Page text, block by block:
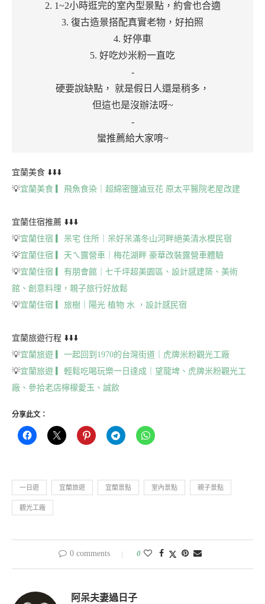
2. 1~2小時逛完的室內型景點，約會也合適
3. 復古造景搭配真實老物，好拍照
4. 好停車
5. 好吃炒米粉一直吃
-
硬要說缺點， 就是假日人還是稍多，
但這也是沒辦法呀~
-
蠻推薦給大家唷~
宜蘭美食 ⬇️⬇️⬇️
💡宜蘭美食 ▎飛魚食染｜超綿密鹽滷豆花 原太平醫院老屋改建
宜蘭住宿推薦 ⬇️⬇️⬇️
💡宜蘭住宿 ▎呆宅 住所｜呆好呆滿冬山河畔絕美清水模民宿
💡宜蘭住宿 ▎天ㄟ露營車｜梅花湖畔 豪華改裝露營車體驗
💡宜蘭住宿 ▎有朋會館｜七千坪超美園區、設計感建築、美術
館、創意料理，親子旅行好放鬆
💡宜蘭住宿 ▎旅樹｜陽光 植物 水 ，設計感民宿
宜蘭旅遊行程 ⬇️⬇️⬇️
💡宜蘭旅遊 ▎一起回到1970的台灣街道｜虎牌米粉觀光工廠
💡宜蘭旅遊 ▎輕鬆吃喝玩樂一日達成｜望龍埤、虎牌米粉觀光工
廠、參拾老店檸檬愛玉、誠飲
分享此文：
一日遊 宜蘭旅遊 宜蘭景點 室內景點 親子景點
觀光工廠
0 comments 0
阿呆夫妻過日子